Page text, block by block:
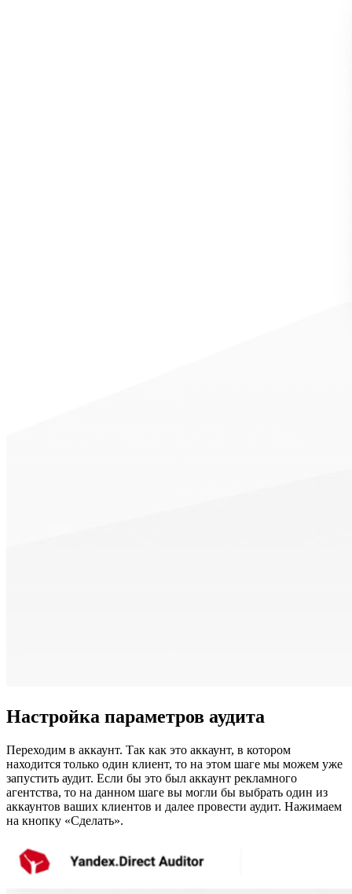
Настройка параметров аудита
Переходим в аккаунт. Так как это аккаунт, в котором
находится только один клиент, то на этом шаге мы можем уже
запустить аудит. Если бы это был аккаунт рекламного
агентства, то на данном шаге вы могли бы выбрать один из
аккаунтов ваших клиентов и далее провести аудит. Нажимаем
на кнопку «Сделать».